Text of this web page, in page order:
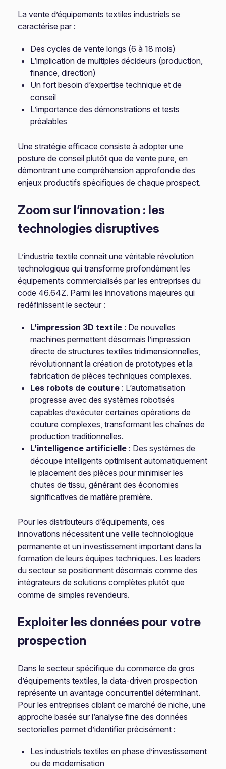
La vente d’équipements textiles industriels se
caractérise par :
Des cycles de vente longs (6 à 18 mois)
L’implication de multiples décideurs (production,
finance, direction)
Un fort besoin d’expertise technique et de
conseil
L’importance des démonstrations et tests
préalables
Une stratégie efficace consiste à adopter une
posture de conseil plutôt que de vente pure, en
démontrant une compréhension approfondie des
enjeux productifs spécifiques de chaque prospect.
Zoom sur l’innovation : les
technologies disruptives
L’industrie textile connaît une véritable révolution
technologique qui transforme profondément les
équipements commercialisés par les entreprises du
code 46.64Z. Parmi les innovations majeures qui
redéfinissent le secteur :
L’impression 3D textile : De nouvelles
machines permettent désormais l’impression
directe de structures textiles tridimensionnelles,
révolutionnant la création de prototypes et la
fabrication de pièces techniques complexes.
Les robots de couture : L’automatisation
progresse avec des systèmes robotisés
capables d’exécuter certaines opérations de
couture complexes, transformant les chaînes de
production traditionnelles.
L’intelligence artificielle : Des systèmes de
découpe intelligents optimisent automatiquement
le placement des pièces pour minimiser les
chutes de tissu, générant des économies
significatives de matière première.
Pour les distributeurs d’équipements, ces
innovations nécessitent une veille technologique
permanente et un investissement important dans la
formation de leurs équipes techniques. Les leaders
du secteur se positionnent désormais comme des
intégrateurs de solutions complètes plutôt que
comme de simples revendeurs.
Exploiter les données pour votre
prospection
Dans le secteur spécifique du commerce de gros
d’équipements textiles, la data-driven prospection
représente un avantage concurrentiel déterminant.
Pour les entreprises ciblant ce marché de niche, une
approche basée sur l’analyse fine des données
sectorielles permet d’identifier précisément :
Les industriels textiles en phase d’investissement
ou de modernisation